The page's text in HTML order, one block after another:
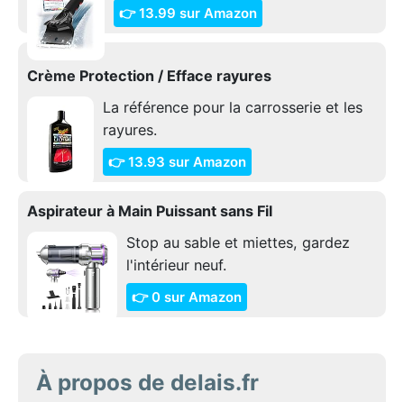
👉 13.99 sur Amazon
Crème Protection / Efface rayures
La référence pour la carrosserie et les
rayures.
👉 13.93 sur Amazon
Aspirateur à Main Puissant sans Fil
Stop au sable et miettes, gardez
l'intérieur neuf.
👉 0 sur Amazon
À propos de delais.fr